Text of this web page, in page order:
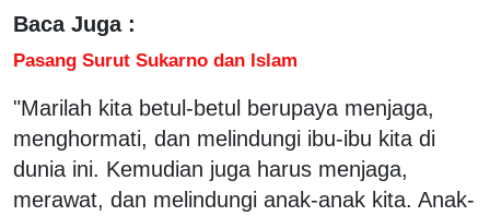
Baca Juga :
Pasang Surut Sukarno dan Islam
"Marilah kita betul-betul berupaya menjaga,
menghormati, dan melindungi ibu-ibu kita di
dunia ini. Kemudian juga harus menjaga,
merawat, dan melindungi anak-anak kita. Anak-